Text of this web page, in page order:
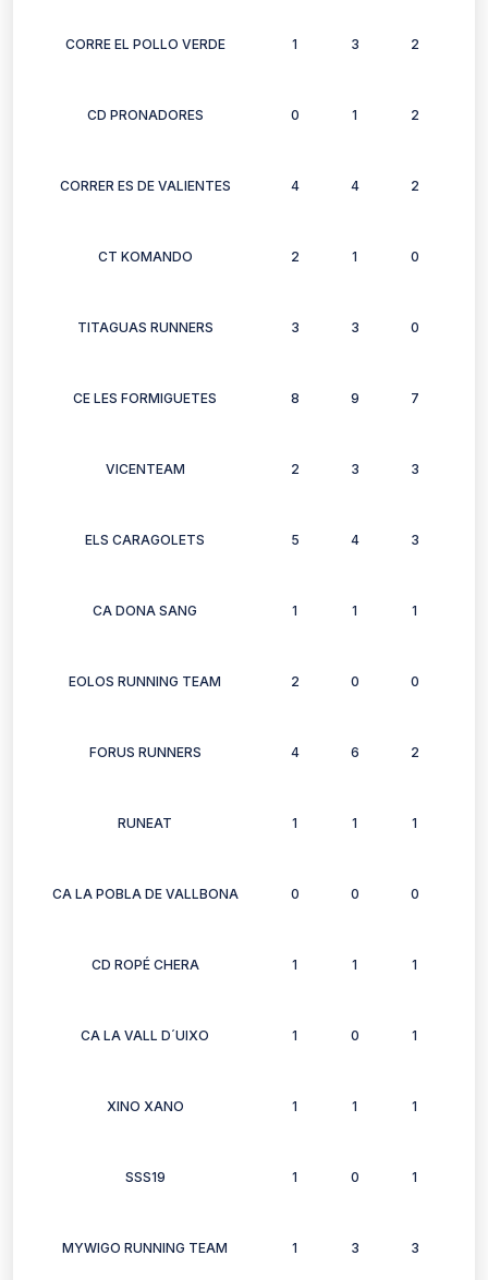
CORRE EL POLLO VERDE 1 3 2
CD PRONADORES 0 1 2
CORRER ES DE VALIENTES 4 4 2
CT KOMANDO 2 1 0
TITAGUAS RUNNERS 3 3 0
CE LES FORMIGUETES 8 9 7
VICENTEAM 2 3 3
ELS CARAGOLETS 5 4 3
CA DONA SANG 1 1 1
EOLOS RUNNING TEAM 2 0 0
FORUS RUNNERS 4 6 2
RUNEAT 1 1 1
CA LA POBLA DE VALLBONA 0 0 0
CD ROPÉ CHERA 1 1 1
CA LA VALL D´UIXO 1 0 1
XINO XANO 1 1 1
SSS19 1 0 1
MYWIGO RUNNING TEAM 1 3 3